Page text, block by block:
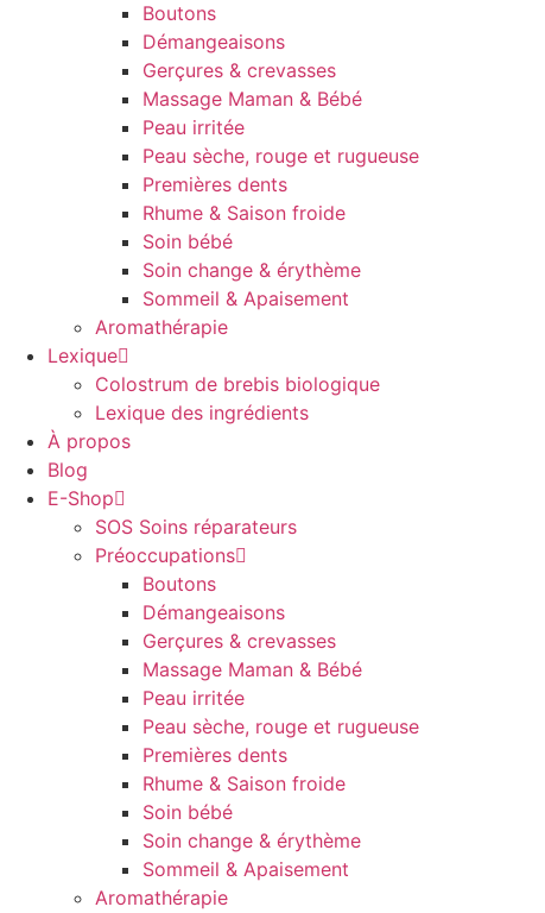
Boutons
Démangeaisons
Gerçures & crevasses
Massage Maman & Bébé
Peau irritée
Peau sèche, rouge et rugueuse
Premières dents
Rhume & Saison froide
Soin bébé
Soin change & érythème
Sommeil & Apaisement
Aromathérapie
Lexique
Colostrum de brebis biologique
Lexique des ingrédients
À propos
Blog
E-Shop
SOS Soins réparateurs
Préoccupations
Boutons
Démangeaisons
Gerçures & crevasses
Massage Maman & Bébé
Peau irritée
Peau sèche, rouge et rugueuse
Premières dents
Rhume & Saison froide
Soin bébé
Soin change & érythème
Sommeil & Apaisement
Aromathérapie